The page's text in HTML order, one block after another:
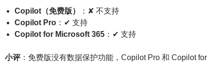
Copilot（免费版）
：✘ 不支持
Copilot Pro ：✔ 支持
Copilot for Microsoft 365 ：✔ 支持
小评：免费版没有数据保护功能，Copilot Pro 和 Copilot for